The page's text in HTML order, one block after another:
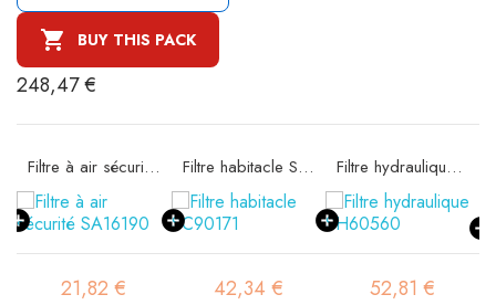
 BUY THIS PACK
248,47 €
Filtre à air sécurité SA16190
21,82 €
Filtre habitacle SC90171
42,34 €
Filtre hydraulique SH60560
52,81 €